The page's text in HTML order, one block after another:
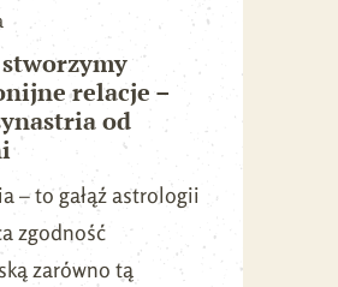
relacje –
od
– to gałąź astrologii
zgodność
zarówno tą